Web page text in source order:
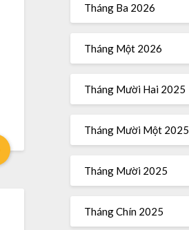
Tháng Ba 2026
Tháng Một 2026
Tháng Mười Hai 2025
Tháng Mười Một 2025
Tháng Mười 2025
Tháng Chín 2025